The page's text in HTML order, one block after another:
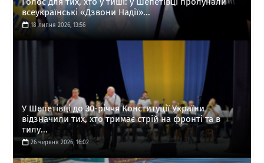
всеукраїнські «Дзвони Надії»...
18 липня 2026, 13:56
У Шепетівці до 30-річчя Конституції України
відзначили тих, хто тримає стрій на фронті та в
тилу...
26 червня 2026, 16:02